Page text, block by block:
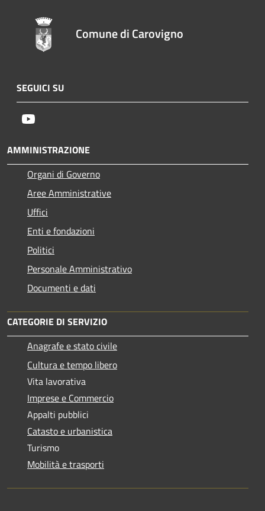
Comune di Carovigno
SEGUICI SU
AMMINISTRAZIONE
Organi di Governo
Aree Amministrative
Uffici
Enti e fondazioni
Politici
Personale Amministrativo
Documenti e dati
CATEGORIE DI SERVIZIO
Anagrafe e stato civile
Cultura e tempo libero
Vita lavorativa
Imprese e Commercio
Appalti pubblici
Catasto e urbanistica
Turismo
Mobilità e trasporti